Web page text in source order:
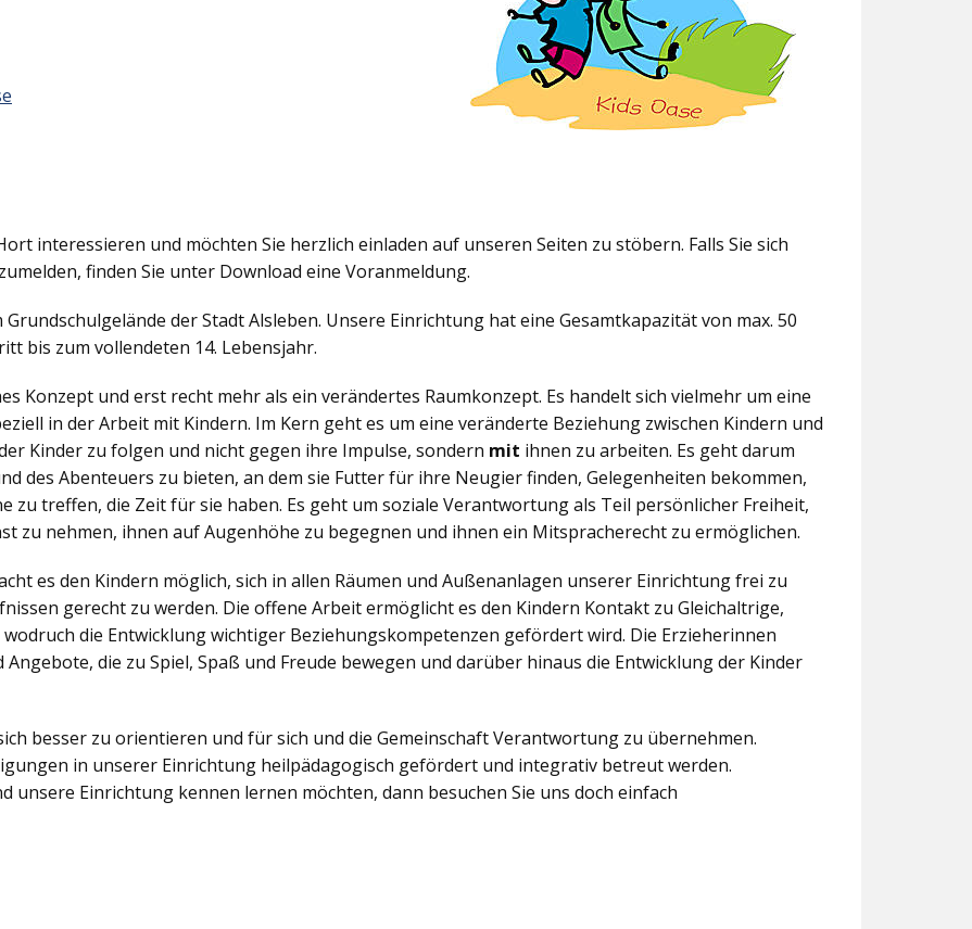
interessieren und möchten Sie herzlich einladen auf unseren Seiten zu stöbern. Falls Sie sich
finden Sie unter Download eine Voranmeldung.
der Stadt Alsleben. Unsere Einrichtung hat eine Gesamtkapazität von max. 50
bis zum vollendeten 14. Lebensjahr.
Konzept und erst recht mehr als ein verändertes Raumkonzept. Es handelt sich vielmehr um eine
in der Arbeit mit Kindern. Im Kern geht es um eine veränderte Beziehung zwischen Kindern und
Kinder zu folgen und nicht gegen ihre Impulse, sondern mit ihnen zu arbeiten. Es geht darum
des Abenteuers zu bieten, an dem sie Futter für ihre Neugier finden, Gelegenheiten bekommen,
zu treffen, die Zeit für sie haben. Es geht um soziale Verantwortung als Teil persönlicher Freiheit,
zu nehmen, ihnen auf Augenhöhe zu begegnen und ihnen ein Mitspracherecht zu ermöglichen.
es den Kindern möglich, sich in allen Räumen und Außenanlagen unserer Einrichtung frei zu
gerecht zu werden. Die offene Arbeit ermöglicht es den Kindern Kontakt zu Gleichaltrige,
die Entwicklung wichtiger Beziehungskompetenzen gefördert wird. Die Erzieherinnen
die zu Spiel, Spaß und Freude bewegen und darüber hinaus die Entwicklung der Kinder
besser zu orientieren und für sich und die Gemeinschaft Verantwortung zu übernehmen.
in unserer Einrichtung heilpädagogisch gefördert und integrativ betreut werden.
unsere Einrichtung kennen lernen möchten, dann besuchen Sie uns doch einfach